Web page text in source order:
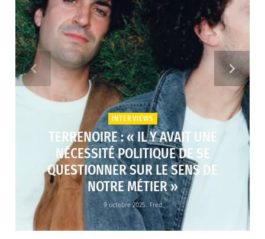
INTERVIEWS
TERRENOIRE : « IL Y AVAIT UNE
NÉCESSITÉ POLITIQUE DE SE
QUESTIONNER SUR LE SENS DE
NOTRE MÉTIER »
9 octobre 2025 Fred